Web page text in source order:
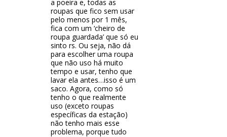
a poeira e, todas as
roupas que fico sem usar
pelo menos por 1 mês,
fica com um ‘cheiro de
roupa guardada’ que só eu
sinto rs. Ou seja, não dá
para escolher uma roupa
que não uso há muito
tempo e usar, tenho que
lavar ela antes…isso é um
saco. Agora, como só
tenho o que realmente
uso (exceto roupas
específicas da estação)
não tenho mais esse
problema, porque tudo